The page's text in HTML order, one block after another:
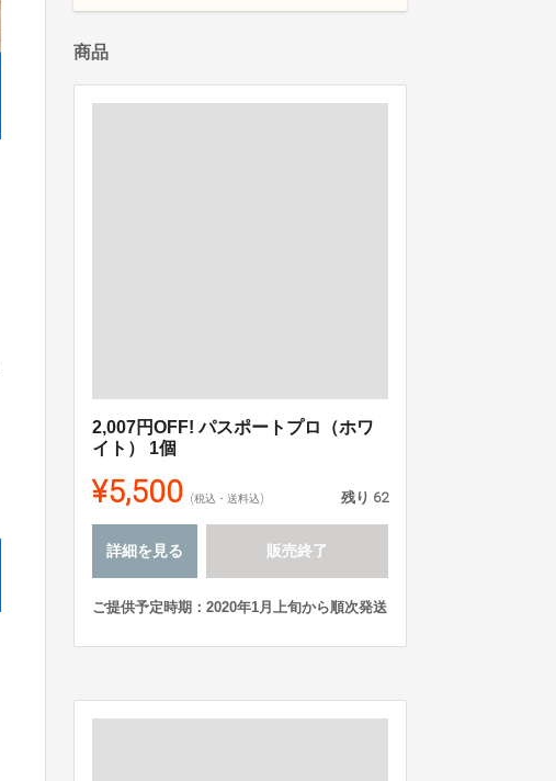
商品
2,007円OFF! パスポートプロ（ホワ
イト） 1個
¥5,500 (税込・送料込) 残り 62
詳細を見る 販売終了
ご提供予定時期：2020年1月上旬から順次発送